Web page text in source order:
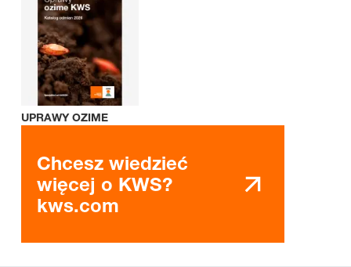
UPRAWY OZIME
Chcesz wiedzieć
więcej o KWS?
kws.com